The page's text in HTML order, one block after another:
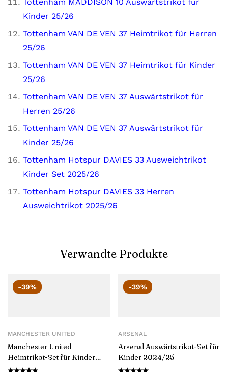
Kinder 25/26
Tottenham VAN DE VEN 37 Heimtrikot für Herren
25/26
Tottenham VAN DE VEN 37 Heimtrikot für Kinder
25/26
Tottenham VAN DE VEN 37 Auswärtstrikot für
Herren 25/26
Tottenham VAN DE VEN 37 Auswärtstrikot für
Kinder 25/26
Tottenham Hotspur DAVIES 33 Ausweichtrikot
Kinder Set 2025/26
Tottenham Hotspur DAVIES 33 Herren
Ausweichtrikot 2025/26
Verwandte Produkte
-39%
MANCHESTER UNITED
Manchester United
Heimtrikot-Set für Kinder
2024/25
-39%
ARSENAL
Arsenal Auswärtstrikot-Set für
Kinder 2024/25